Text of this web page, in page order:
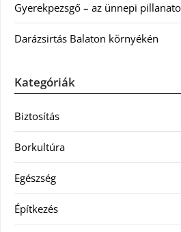
Gyerekpezsgő – az ünnepi
Darázsirtás Balaton környékén
Kategóriák
Biztosítás
Borkultúra
Egészség
Építkezés